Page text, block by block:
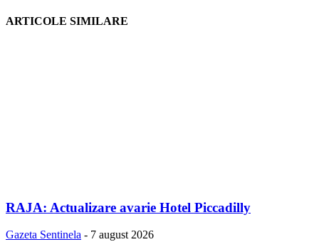
ARTICOLE SIMILARE
RAJA: Actualizare avarie Hotel Piccadilly
Gazeta Sentinela - 7 august 2026